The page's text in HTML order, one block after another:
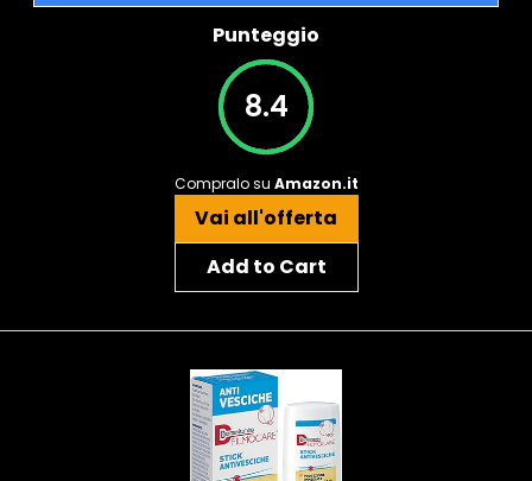
Punteggio
8.4
Compralo su Amazon.it
Vai all'offerta
Add to Cart